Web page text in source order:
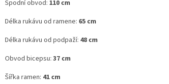
Spodní obvod: 110 cm
Délka rukávu od ramene: 65 cm
Délka rukávu od podpaží: 48 cm
Obvod bicepsu: 37 cm
Šířka ramen: 41 cm